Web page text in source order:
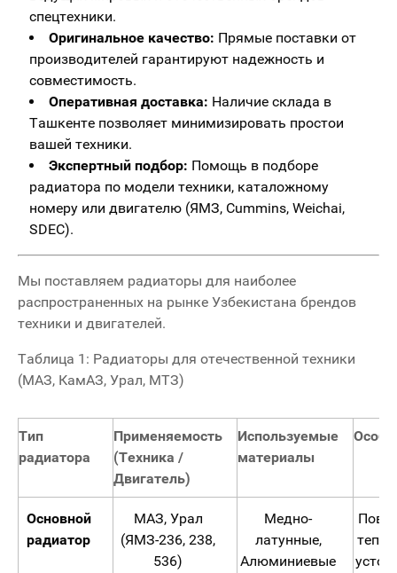
спецтехники.
Оригинальное качество: Прямые поставки от
производителей гарантируют надежность и
совместимость.
Оперативная доставка: Наличие склада в
Ташкенте позволяет минимизировать простои
вашей техники.
Экспертный подбор: Помощь в подборе
радиатора по модели техники, каталожному
номеру или двигателю (ЯМЗ, Cummins, Weichai,
SDEC).
Мы поставляем радиаторы для наиболее
распространенных на рынке Узбекистана брендов
техники и двигателей.
Таблица 1: Радиаторы для отечественной техники
(МАЗ, КамАЗ, Урал, МТЗ)
Тип
радиатора
Применяемость
(Техника /
Двигатель)
Используемые
материалы
Основной
радиатор
МАЗ, Урал
(ЯМЗ-236, 238,
536)
Медно-
латунные,
Алюминиевые